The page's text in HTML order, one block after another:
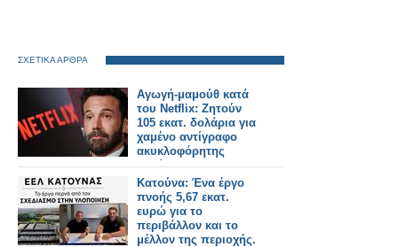
ΣΧΕΤΙΚΑ ΑΡΘΡΑ
Αγωγή-μαμούθ κατά
του Netflix: Ζητούν
105 εκατ. δολάρια για
χαμένο αντίγραφο
ακυκλοφόρητης
ταινίας
Κατούνα: Ένα έργο
πνοής 5,67 εκατ.
ευρώ για το
περιβάλλον και το
μέλλον της περιοχής.